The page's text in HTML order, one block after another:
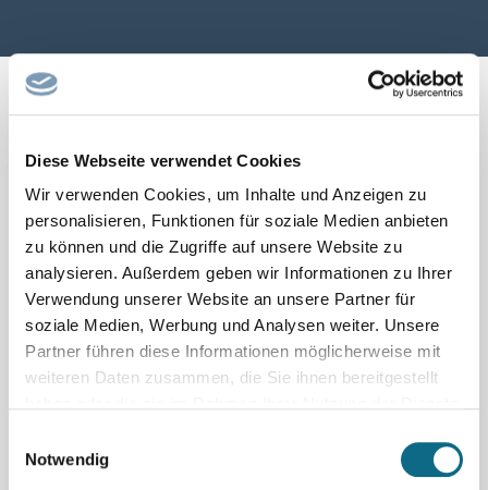
Diese Webseite verwendet Cookies
Wir verwenden Cookies, um Inhalte und Anzeigen zu
personalisieren, Funktionen für soziale Medien anbieten
zu können und die Zugriffe auf unsere Website zu
analysieren. Außerdem geben wir Informationen zu Ihrer
Verwendung unserer Website an unsere Partner für
soziale Medien, Werbung und Analysen weiter. Unsere
Partner führen diese Informationen möglicherweise mit
weiteren Daten zusammen, die Sie ihnen bereitgestellt
Notwendig
← Seite zurück 1 2 … 12
17
18 19 20 Seite vor →